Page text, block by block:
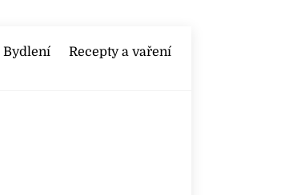
Bydlení Recepty a vaření